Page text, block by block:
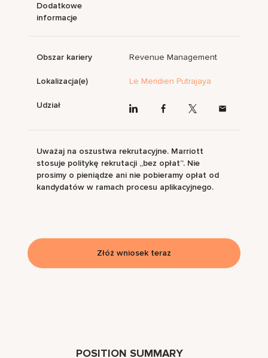
POSITION SUMMARY
Dodatkowe
informacje
Obszar kariery Revenue Management
Lokalizacja(e) Le Meridien Putrajaya
Udział
Uważaj na oszustwa rekrutacyjne. Marriott
stosuje politykę rekrutacji „bez opłat”. Nie
prosimy o pieniądze ani nie pobieramy opłat od
kandydatów w ramach procesu aplikacyjnego.
Złóż wniosek teraz